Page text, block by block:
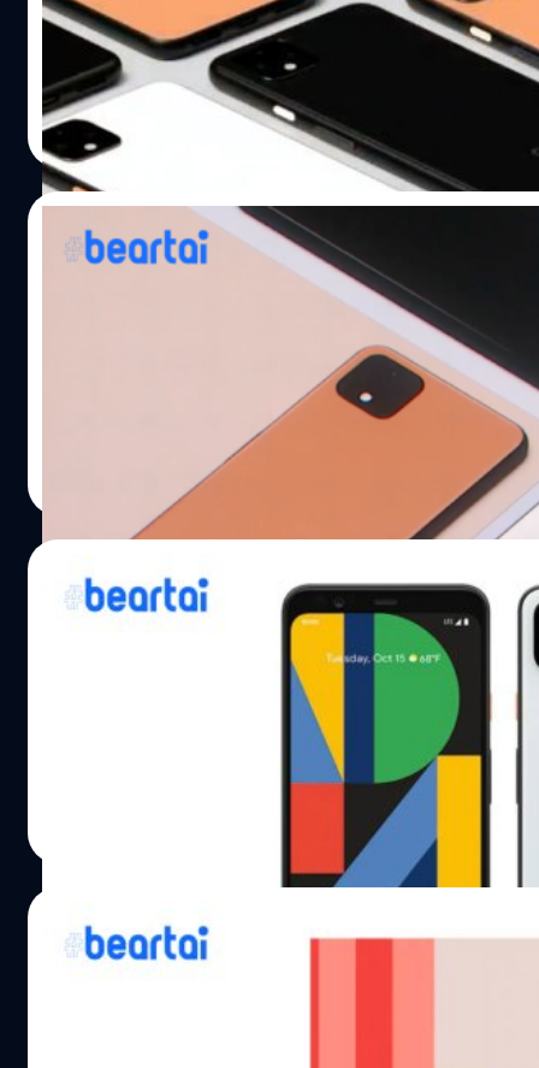
Clearly White, Just Black และสีพิเศษจำนวนจำกัดอย่าง
ดังนี้ ประเทศ Google Pixel 4 : 64GB Google Pixel 4 :
ปรีดี ฤกษ์วลีกุล | 2486 days ago
Read More
Google เปิดตัว Pixel 4 และ 4 XL อัปเกรดก
เปิดตัวเป็นที่เรียบร้อยสำหรับ Pixel 4 และ Pixel 4 XL ด้
และฟีเจอร์ต่าง ๆ ที่บริษัทพัฒนาได้เยี่ยมขึ้นกว่าเดิมมากเลย
ระหว่าง 64GB และ 128GB ทีเด็ดแรกกับหน้าจอ ปีนี้มาสอ
ที่ 60Hz ขึ้นอยู่กับสถานการณ์ซึ่ง Google บอกว่ามันจะถูกปรั
| 2486 days ago
หลุดหมดเปลือก : Best Buy แคนาดา ปล่อยร
เพียงไม่กี่วันก่อนที่ Google จะเปิดตัวสมาร์ตโฟนเรือธงซีรีส์
อย่างละเอียด ผ่านทางเว็บไซต์ของตนเอง ภาพดังกล่าวมีร
อะไรต้องเรียนรู้ใหม่ และไม่ต้องตกแต่งภาพเลย" (Nothing
ทดลองถ่ายภาพให้เห็นด้วย นอกจากนี้ก็ยังเปิดเผยฟีเจอร์
Google Pixel 4 และ Pixel 4 XL นั้น ได้ปรากฏตามภาพด้าน
Pixel 4 อาจจะมาในอีก 4 สี ชื่อแปลกตามเคย